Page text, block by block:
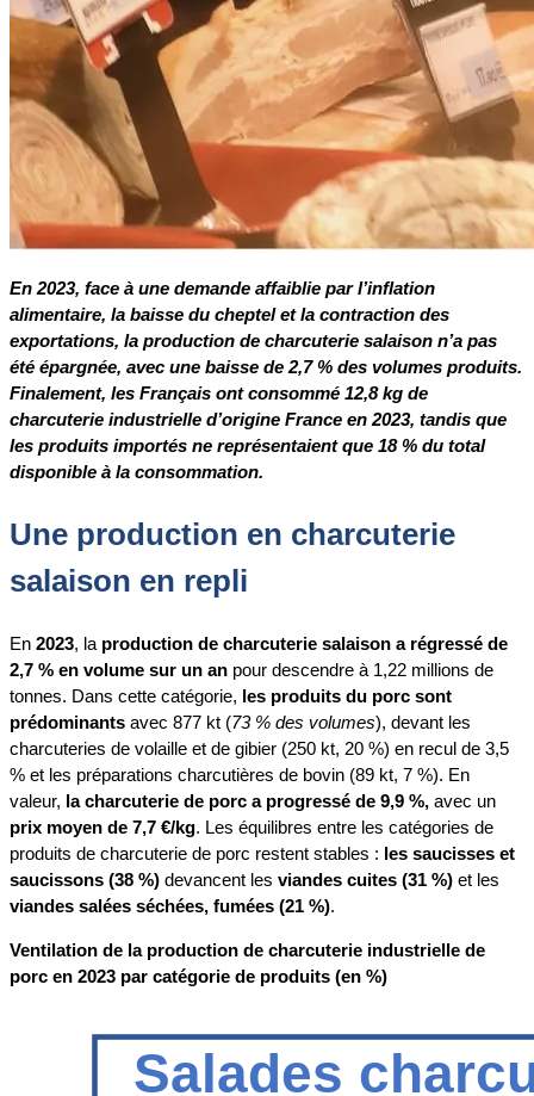
En 2023, face à une demande affaiblie par l’inflation
alimentaire, la baisse du cheptel et la contraction des
exportations, la production de charcuterie salaison n’a pas
été épargnée, avec une baisse de 2,7 % des volumes produits.
Finalement, les Français ont consommé 12,8 kg de
charcuterie industrielle d’origine France en 2023, tandis que
les produits importés ne représentaient que 18 % du total
disponible à la consommation.
Une production en charcuterie
salaison en repli
En 2023, la production de charcuterie salaison a régressé de
2,7 % en volume sur un an pour descendre à 1,22 millions de
tonnes. Dans cette catégorie, les produits du porc sont
prédominants avec 877 kt (73 % des volumes), devant les
charcuteries de volaille et de gibier (250 kt, 20 %) en recul de 3,5
% et les préparations charcutières de bovin (89 kt, 7 %). En
valeur, la charcuterie de porc a progressé de 9,9 %, avec un
prix moyen de 7,7 €/kg. Les équilibres entre les catégories de
produits de charcuterie de porc restent stables : les saucisses et
saucissons (38 %) devancent les viandes cuites (31 %) et les
viandes salées séchées, fumées (21 %).
Ventilation de la production de charcuterie industrielle de
porc en 2023 par catégorie de produits (en %)